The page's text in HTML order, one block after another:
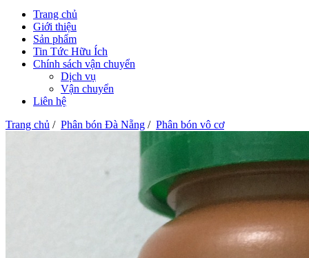
Trang chủ
Giới thiệu
Sản phẩm
Tin Tức Hữu Ích
Chính sách vận chuyển
Dịch vụ
Vận chuyển
Liên hệ
Trang chủ / Phân bón Đà Nẵng / Phân bón vô cơ